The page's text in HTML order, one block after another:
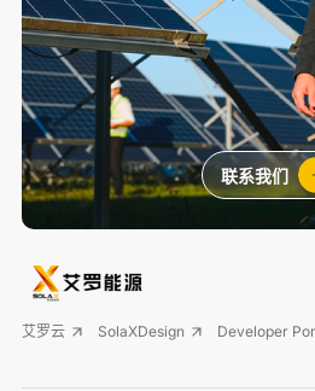
艾罗云 SolaXDesign Developer
联系我们